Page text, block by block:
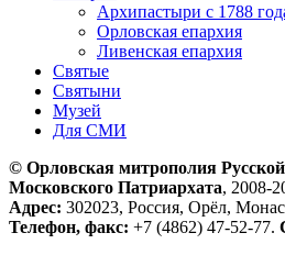
Архипастыри с 1788
Орловская епархия
Ливенская епархия
Святые
Святыни
Музей
Для СМИ
© Орловская митрополия
Московского Патриархата, 2008-
Адрес: 302023, Россия, Орёл,
Телефон, факс: +7 (4862) 47-52-77.